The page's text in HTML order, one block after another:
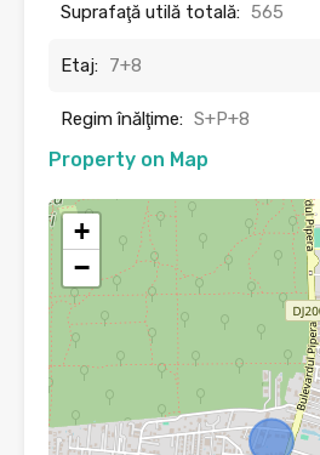
Suprafaţă utilă totală: 565
Etaj: 7+8
Regim înălţime: S+P+8
Property on Map
+
−